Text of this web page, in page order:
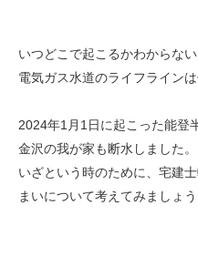
いつどこで起こるかわからない
電気ガス水道のライフライン
2024年1月1日に起こった能登
金沢の我が家も断水しました。
いざという時のために、宅建
まいについて考えてみましょう